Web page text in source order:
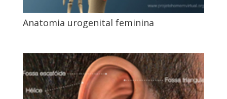
Anatomia urogenital feminina